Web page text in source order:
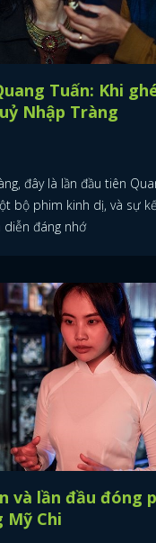
Tuấn: Khi
Nhập Tràng
đây là lần đầu tiên
bộ phim kinh dị, và sự
đáng nhớ
và lần đầu đóng
Mỹ Chi